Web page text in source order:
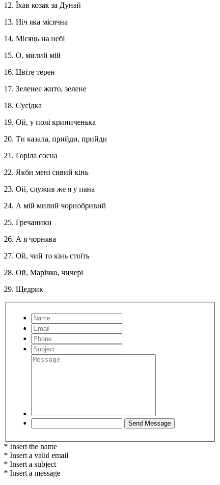
12. Їхав козак за Дунай
13. Ніч яка місячна
14. Місяць на небі
15. О, милий мій
16. Цвіте терен
17. Зеленеє жито, зелене
18. Сусідка
19. Ой, у полі криниченька
20. Ти казала, прийди, прийди
21. Горіла сосна
22. Якби мені сивий кінь
23. Ой, служив же я у пана
24. А мій милий чорнобривий
25. Гречаники
26. А я чорнява
27. Ой, чий то кінь стоїть
28. Ой, Марічко, чичері
29. Щедрик
* Insert the name
* Insert a valid email
* Insert a subject
* Insert a message